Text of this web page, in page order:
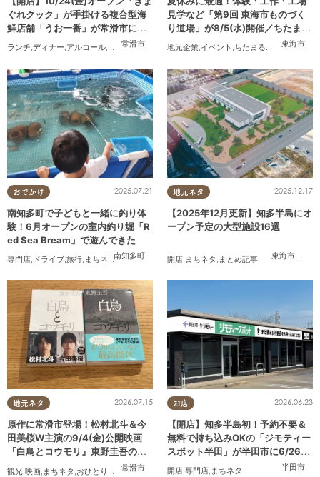
常滑市
ぐれクック」が手掛ける複合型海
鮮店舗「うお一番」が常滑市に誕
ランチ,ディナー,アルコール,開店,まちネタ 東海市
見学など「第9回 東海市ものづく
り道場」が8/5(水)開催／ちたまる
広告
地元企業,イベント ,ちたまる広告 ,親子,家族
おでかけ
南知多町
2025.07.21
南知多町で子どもと一緒に釣り体
験！6月オープンの室内釣り堀「R
ed Sea Bream」で遊んできた
専門店, ドライブ,旅行, まちネタ ,行ってみたレポ,ワンコイン
地元ネタ
東海市大府
2025.12.17
【2025年12月更新】知多半島にオ
ープン予定の大型施設16選
開店, まちネタ , まとめ記事
地元ネタ
常滑市
2026.07.15
原作に常滑市登場！松村北斗＆今
田美桜W主演の9/4(金)公開映画
『白鳥とコウモリ』東野圭吾の原
作小説を読んでみた
観光,映画, まちネタ ,おひとりさま
お店
半田市
2026.06.23
【開店】知多半島初！予約不要＆
無料で持ち込みOKの「ジモティー
スポット半田」が半田市に6/26
(金)オープン
開店,専門店, まちネタ